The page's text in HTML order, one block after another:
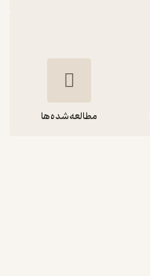
مطالعه‌شده‌ها